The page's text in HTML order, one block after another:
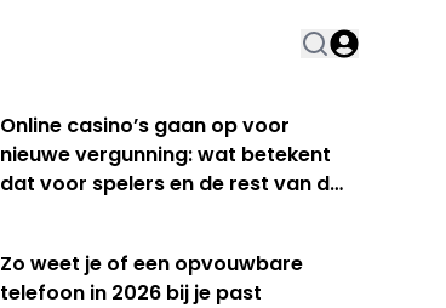
Online casino’s gaan op voor
nieuwe vergunning: wat betekent
dat voor spelers en de rest van de
Zo weet je of een opvouwbare
telefoon in 2026 bij je past